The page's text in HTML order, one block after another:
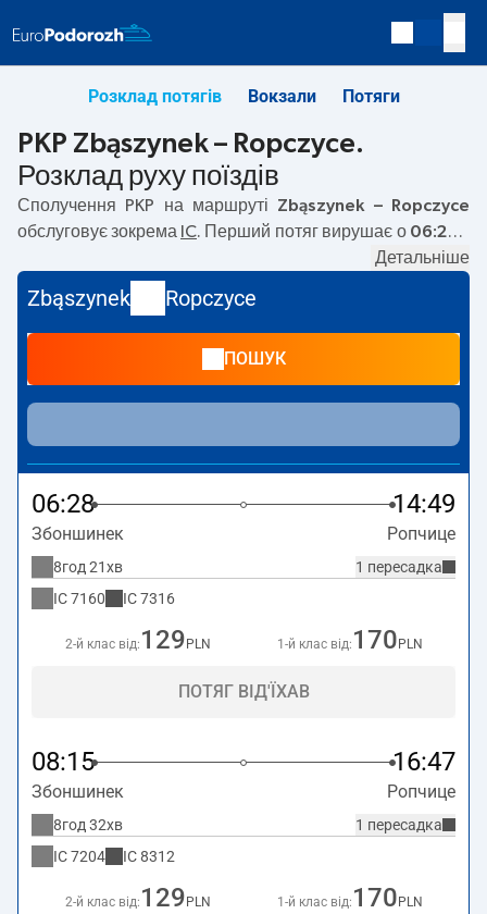
Розклад потягів Вокзали Потяги
PKP Zbąszynek – Ropczyce.
Розклад руху поїздів
Сполучення PKP на маршруті Zbąszynek – Ropczyce
обслуговує зокрема IC . Перший потяг вирушає о 06:28з
курсують також інші потяги:EC, EN
ціну квитка і зазвичай довший час подорожі. Потяг
завершує маршрут на станції Ropczyce.
Детальніше
Zbąszynek Ropczyce
ПОШУК
06:28 14:49
Збоншинек Ропчице
1 пересадка
8год 21хв
IC7160 IC7316
2-й клас від: 129 PLN 1-й клас від: 170 PLN
ПОТЯГ ВІД'ЇХАВ
08:15 16:47
Збоншинек Ропчице
1 пересадка
8год 32хв
IC7204 IC8312
2-й клас від: 129 PLN 1-й клас від: 170 PLN